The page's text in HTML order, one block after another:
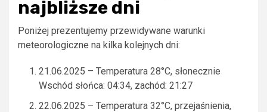
najbliższe dni
Poniżej prezentujemy przewidywane warunki
meteorologiczne na kilka kolejnych dni:
21.06.2025 – Temperatura 28°C, słonecznie
Wschód słońca: 04:34, zachód: 21:27
22.06.2025 – Temperatura 32°C, przejaśnienia,